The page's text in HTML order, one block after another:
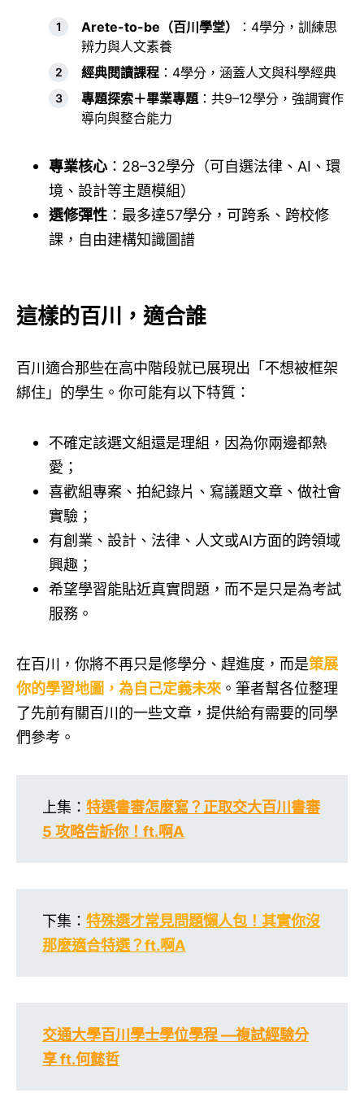
Arete-to-be（百川學堂）
：4學分，訓練思
辨力與人文素養
經典閱讀課程 ：4學分，涵蓋人文與科學經典
專題探索＋畢業專題：共9–12學分，強調實作
導向與整合能力
專業核心：28–32學分（可自選法律、AI、環
境、設計等主題模組）
選修彈性 ：最多達57學分，可跨系、跨校修
課，自由建構知識圖譜
這樣的百川，適合誰
百川適合那些在高中階段就已展現出「不想被框架
綁住」的學生。你可能有以下特質：
不確定該選文組還是理組，因為你兩邊都熱
愛；
喜歡組專案、拍紀錄片、寫議題文章、做社會
實驗；
有創業、設計、法律、人文或AI方面的跨領域
興趣；
希望學習能貼近真實問題，而不是只是為考試
服務。
在百川，你將不再只是修學分、趕進度，而是策展
你的學習地圖，為自己定義未來 。筆者幫各位整理
了先前有關百川的一些文章，提供給有需要的同學
們參考。
上集： 特選書審怎麼寫？正取交大百川書審
5 攻略告訴你！ft.啊A
下集： 特殊選才常見問題懶人包！其實你沒
那麼適合特選？ft.啊A
交通大學百川學士學位學程 —複試經驗分
享 ft.何懿哲